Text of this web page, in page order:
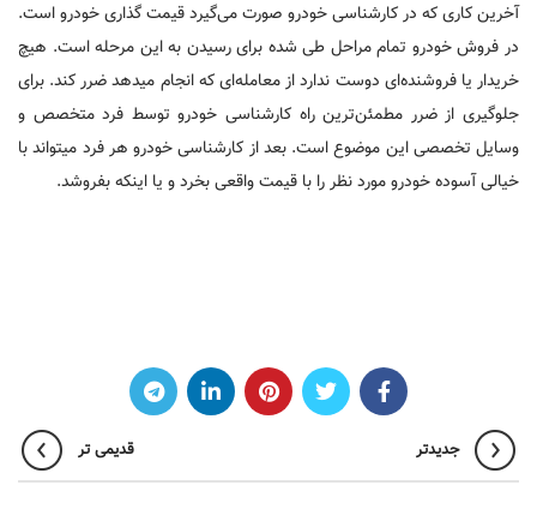
آخرین کاری که در کارشناسی خودرو صورت می‌گیرد قیمت گذاری خودرو است.
در فروش خودرو تمام مراحل طی شده برای رسیدن به این مرحله است. هیچ
خریدار یا فروشنده‌ای دوست ندارد از معامله‌ای که انجام میدهد ضرر کند. برای
جلوگیری از ضرر مطمئن‌ترین راه کارشناسی خودرو توسط فرد متخصص و
وسایل تخصصی این موضوع است. بعد از کارشناسی خودرو هر فرد میتواند با
خیالی آسوده خودرو مورد نظر را با قیمت واقعی بخرد و یا اینکه بفروشد.
جدیدتر قدیمی تر